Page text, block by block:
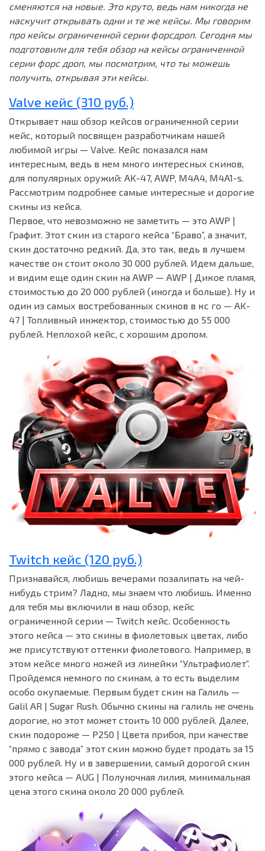
сменяются на новые. Это круто, ведь нам никогда не
наскучит открывать одни и те же кейсы. Мы говорим
про кейсы ограниченной серии форсдроп. Сегодня мы
подготовили для тебя обзор на кейсы ограниченной
серии форс дроп, мы посмотрим, что ты можешь
получить, открывая эти кейсы.
Valve кейс (310 руб.)
Открывает наш обзор кейсов ограниченной серии
кейс, который посвящен разработчикам нашей
любимой игры — Valve. Кейс показался нам
интересным, ведь в нем много интересных скинов,
для популярных оружий: AK-47, AWP, M4A4, M4A1-s.
Рассмотрим подробнее самые интересные и дорогие
скины из кейса.
Первое, что невозможно не заметить — это AWP |
Графит. Этот скин из старого кейса “Браво”, а значит,
скин достаточно редкий. Да, это так, ведь в лучшем
качестве он стоит около 30 000 рублей. Идем дальше,
и видим еще один скин на AWP — AWP | Дикое пламя,
стоимостью до 20 000 рублей (иногда и больше). Ну и
один из самых востребованных скинов в кс го — AK-
47 | Топливный инжектор, стоимостью до 55 000
рублей. Неплохой кейс, с хорошим дропом.
Twitch кейс (120 руб.)
Признавайся, любишь вечерами позалипать на чей-
нибудь стрим? Ладно, мы знаем что любишь. Именно
для тебя мы включили в наш обзор, кейс
ограниченной серии — Twitch кейс. Особенность
этого кейса — это скины в фиолетовых цветах, либо
же присутствуют оттенки фиолетового. Например, в
этом кейсе много ножей из линейки “Ультрафиолет”.
Пройдемся немного по скинам, а то есть выделим
особо окупаемые. Первым будет скин на Галиль —
Galil AR | Sugar Rush. Обычно скины на галиль не очень
дорогие, но этот может стоить 10 000 рублей. Далее,
скин подороже — P250 | Цвета прибоя, при качестве
“прямо с завода” этот скин можно будет продать за 15
000 рублей. Ну и в завершении, самый дорогой скин
этого кейса — AUG | Полуночная лилия, минимальная
цена этого скина около 20 000 рублей.